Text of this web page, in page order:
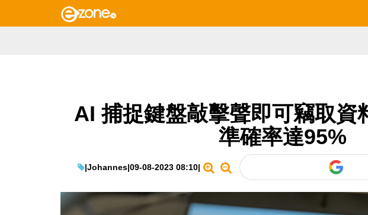
AI 捕捉鍵盤敲擊聲即可竊取資
準確率達95%
|Johannes|09-08-2023 08:10|